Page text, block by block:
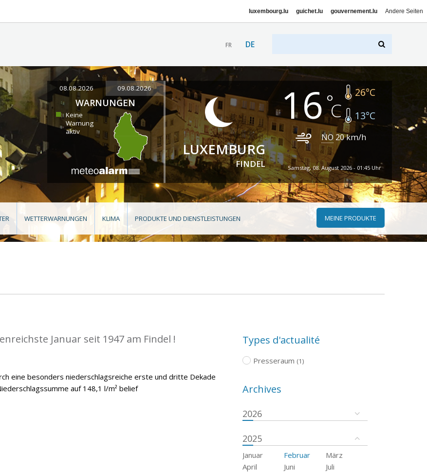
luxembourg.lu guichet.lu gouvernement.lu Andere Seiten
FR DE
08.08.2026 09.08.2026
WARNUNGEN
Keine
Warnung
aktiv
LUXEMBURG
FINDEL
16 26°C
13°C
NO 20km/h
Samstag, 08. August 2026 - 01:45 Uhr
WETTERWARNUNGEN KLIMA PRODUKTE UND DIENSTLEISTUNGEN MEINE PRODUKTE
Januar seit 1947 am Findel !
eine besonders niederschlagsreiche erste und dritte Dekade
auf 148,1 l/m² belief
Types d'actualité
Presseraum (1)
Archives
2026
2025
Januar Februar
März
April
Juni
Juli